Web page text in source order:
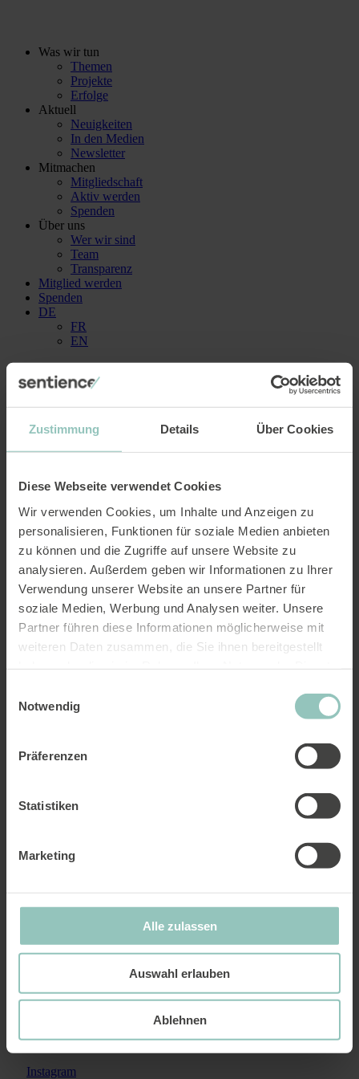
Zustimmung Details Über Cookies
Diese Webseite verwendet Cookies
Wir verwenden Cookies, um Inhalte und Anzeigen zu
personalisieren, Funktionen für soziale Medien anbieten
zu können und die Zugriffe auf unsere Website zu
analysieren. Außerdem geben wir Informationen zu Ihrer
Verwendung unserer Website an unsere Partner für
soziale Medien, Werbung und Analysen weiter. Unsere
Partner führen diese Informationen möglicherweise mit
weiteren Daten zusammen, die Sie ihnen bereitgestellt
Notwendig
Präferenzen
Statistiken
Marketing
Alle zulassen
Auswahl erlauben
Ablehnen
Was wir tun
Themen
Projekte
Erfolge
Aktuell
Neuigkeiten
In den Medien
Newsletter
Mitmachen
Mitgliedschaft
Aktiv werden
Spenden
Über uns
Wer wir sind
Team
Transparenz
Mitglied werden
Spenden
DE
FR
EN
FR
Suche
Laura Baumann
In unserem Newsletter halten wir Sie über unsere Aktivitäten und
aktuelle Entwicklungen auf dem Laufenden.
4000 Basel
Instagram